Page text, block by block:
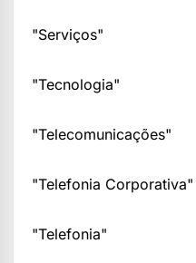
"Serviços"
"Tecnologia"
"Telecomunicações"
"Telefonia Corporativa"
"Telefonia"